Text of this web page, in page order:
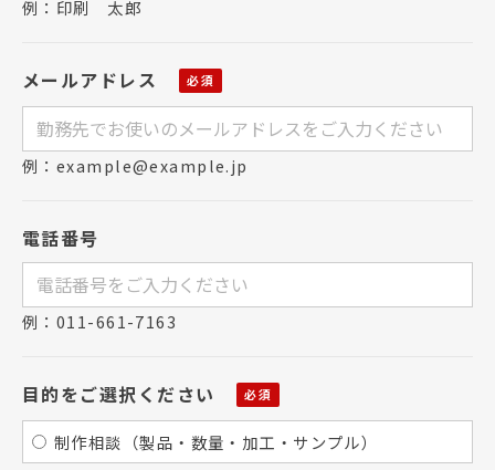
例：印刷 太郎
メールアドレス
例：example@example.jp
電話番号
例：011-661-7163
目的をご選択ください
制作相談（製品・数量・加工・サンプル）